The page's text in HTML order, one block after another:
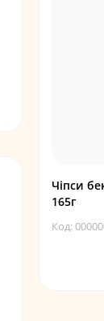
Чіпси
165г
Код: